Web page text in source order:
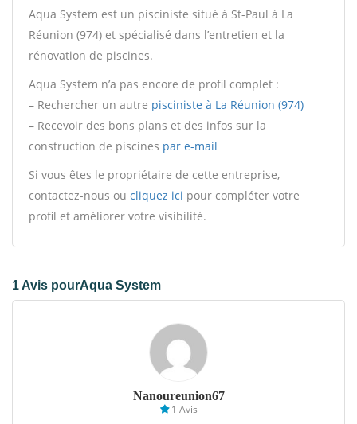
Aqua System est un pisciniste situé à St-Paul à La
Réunion (974) et spécialisé dans l’entretien et la
rénovation de piscines.
Aqua System n’a pas encore de profil complet :
– Rechercher un autre pisciniste à La Réunion (974)
– Recevoir des bons plans et des infos sur la
construction de piscines par e-mail
Si vous êtes le propriétaire de cette entreprise,
contactez-nous ou cliquez ici pour compléter votre
profil et améliorer votre visibilité.
1 Avis pourAqua System
Nanoureunion67
1 Avis